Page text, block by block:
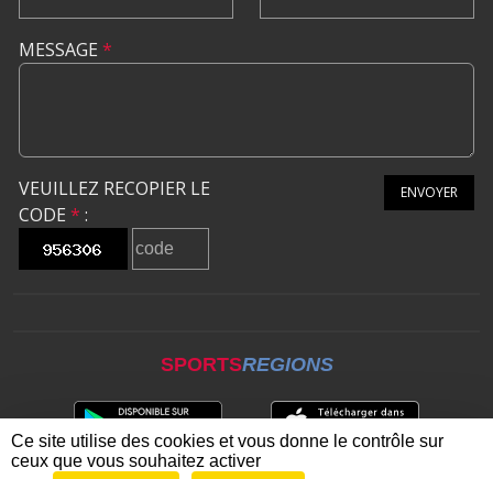
MESSAGE *
VEUILLEZ RECOPIER LE
CODE * :
ENVOYER
SPORTSREGIONS
Ce site utilise des cookies et vous donne le contrôle sur
ceux que vous souhaitez activer